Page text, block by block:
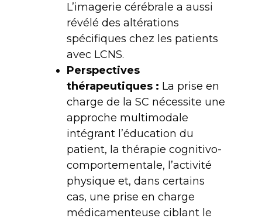
L’imagerie cérébrale a aussi
révélé des altérations
spécifiques chez les patients
avec LCNS.
Perspectives
thérapeutiques : La prise en
charge de la SC nécessite une
approche multimodale
intégrant l’éducation du
patient, la thérapie cognitivo-
comportementale, l’activité
physique et, dans certains
cas, une prise en charge
médicamenteuse ciblant le